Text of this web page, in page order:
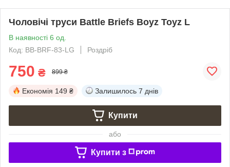
Чоловічі труси Battle Briefs Boyz Toyz L
В наявності 6 од.
Код: BB-BRF-83-LG
Роздріб
750 ₴ 899 ₴
Економія 149 ₴ Залишилось 7 днів
Купити
або
Купити з